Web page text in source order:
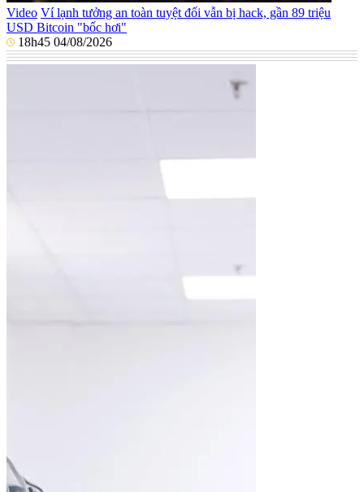
Video Ví lạnh tưởng an toàn tuyệt đối vẫn bị hack, gần 89 triệu
USD Bitcoin "bốc hơi"
18h45 04/08/2026